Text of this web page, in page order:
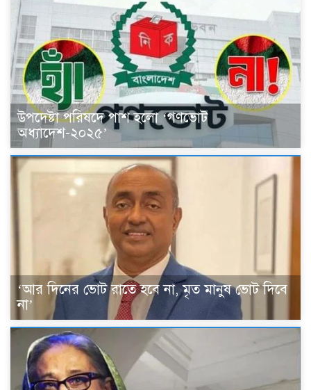
উপদেষ্টা পরিষদে পাশ হলো ‘গণভোট
অধ্যাদেশ-২০২৫’
‘আর দিনের ভোট রাতে হবে না, মৃত মানুষ ভোট দিবে
না’